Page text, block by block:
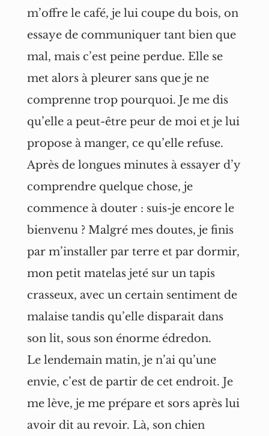
m’offre le café, je lui coupe du bois, on
essaye de communiquer tant bien que
mal, mais c’est peine perdue. Elle se
met alors à pleurer sans que je ne
comprenne trop pourquoi. Je me dis
qu’elle a peut-être peur de moi et je lui
propose à manger, ce qu’elle refuse.
Après de longues minutes à essayer d’y
comprendre quelque chose, je
commence à douter : suis-je encore le
bienvenu ? Malgré mes doutes, je finis
par m’installer par terre et par dormir,
mon petit matelas jeté sur un tapis
crasseux, avec un certain sentiment de
malaise tandis qu’elle disparait dans
son lit, sous son énorme édredon.
Le lendemain matin, je n’ai qu’une
envie, c’est de partir de cet endroit. Je
me lève, je me prépare et sors après lui
avoir dit au revoir. Là, son chien